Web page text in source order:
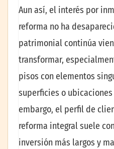
Aun así, el interés por
reforma no ha
patrimonial continúa
transformar,
pisos con elementos
superficies o
embargo, el perfil de
reforma integral suele
inversión más largos y